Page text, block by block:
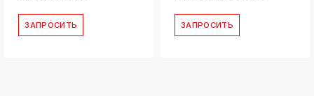
ЗАПРОСИТЬ ЗАПРОСИТЬ